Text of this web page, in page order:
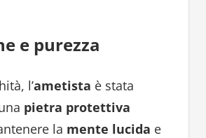
e purezza
l’ametista è stata
pietra protettiva
la mente lucida e